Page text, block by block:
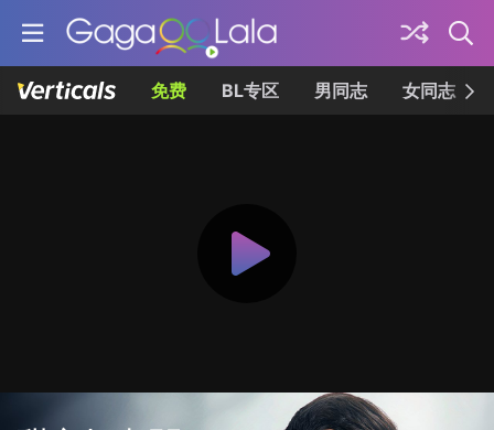
免费 BL专区 男同志 女同志